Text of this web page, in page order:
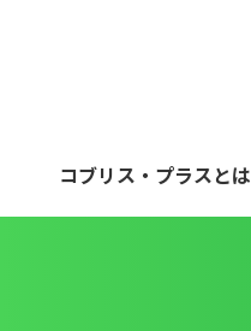
コブリス・プラスとは